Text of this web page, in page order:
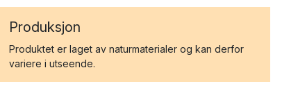
Produksjon
Produktet er laget av naturmaterialer og kan derfor
variere i utseende.